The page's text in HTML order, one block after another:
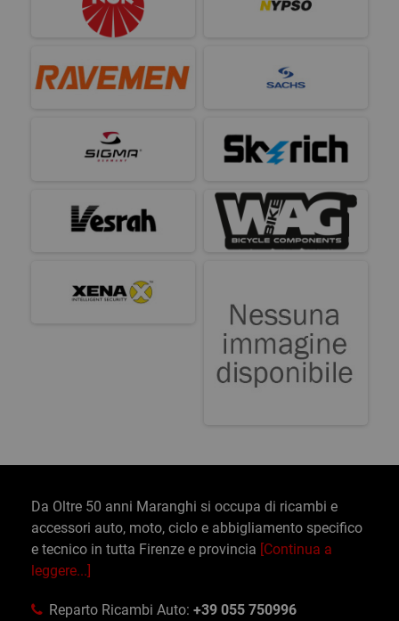
Da Oltre 50 anni Maranghi si occupa di ricambi e
accessori auto, moto, ciclo e abbigliamento specifico
e tecnico in tutta Firenze e provincia [Continua a
leggere...]
Reparto Ricambi Auto: +39 055 750996